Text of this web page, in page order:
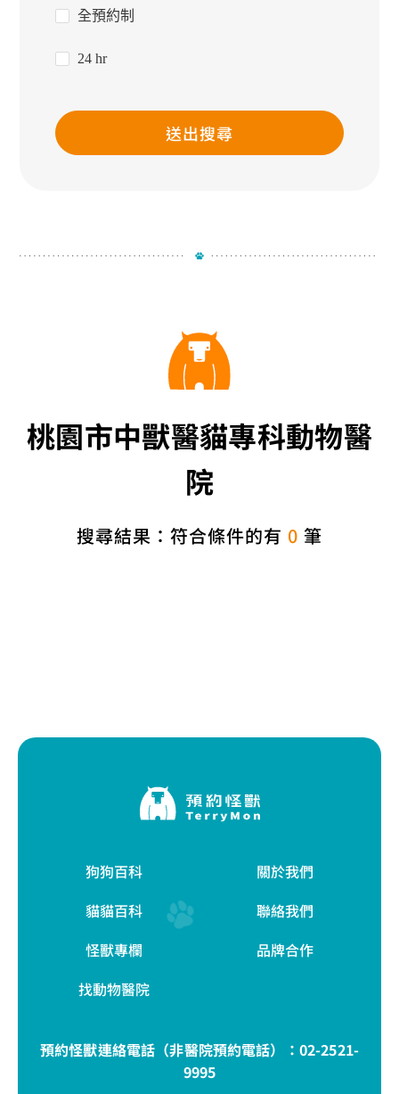
全預約制
24 hr
送出搜尋
桃園市中獸醫貓專科動物醫
院
搜尋結果：符合條件的有 0 筆
狗狗百科
貓貓百科
怪獸專欄
找動物醫院
關於我們
聯絡我們
品牌合作
預約怪獸連絡電話（非醫院預約電話）： 02-2521-
9995